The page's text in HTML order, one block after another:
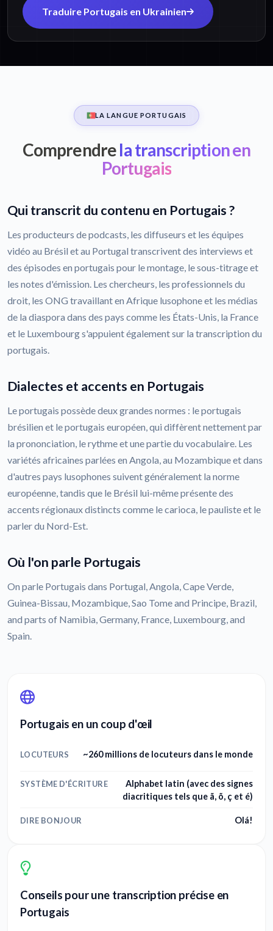
Traduire Portugais en Ukrainien
LA LANGUE PORTUGAIS
Comprendrela transcription en
Portugais
Qui transcrit du contenu en Portugais ?
Les producteurs de podcasts, les diffuseurs et les équipes
vidéo au Brésil et au Portugal transcrivent des interviews et
des épisodes en portugais pour le montage, le sous-titrage et
les notes d'émission. Les chercheurs, les professionnels du
droit, les ONG travaillant en Afrique lusophone et les médias
de la diaspora dans des pays comme les États-Unis, la France
et le Luxembourg s'appuient également sur la transcription du
portugais.
Dialectes et accents en Portugais
Le portugais possède deux grandes normes : le portugais
brésilien et le portugais européen, qui diffèrent nettement par
la prononciation, le rythme et une partie du vocabulaire. Les
variétés africaines parlées en Angola, au Mozambique et dans
d'autres pays lusophones suivent généralement la norme
européenne, tandis que le Brésil lui-même présente des
accents régionaux distincts comme le carioca, le pauliste et le
parler du Nord-Est.
Où l'on parle Portugais
On parle Portugais dans Portugal, Angola, Cape Verde,
Guinea-Bissau, Mozambique, Sao Tome and Principe, Brazil,
and parts of Namibia, Germany, France, Luxembourg, and
Spain.
Portugais en un coup d'œil
LOCUTEURS ~260 millions de locuteurs dans le monde
SYSTÈME D'ÉCRITURE
Alphabet latin (avec des signes
diacritiques tels que ã, õ, ç et é)
DIRE BONJOUR Olá!
Conseils pour une transcription précise en
Portugais